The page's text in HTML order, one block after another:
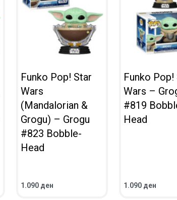
Funko Pop! Star
Wars
(Mandalorian &
Grogu) – Grogu
#823 Bobble-
Head
1.090 ден
ВО КОШНИЧКА
Funko Pop!
Wars –
#819
Head
1.090 ден
ВО КОШНИЧКА